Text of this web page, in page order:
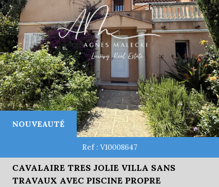
NOUVEAUTÉ
Ref : V10008647
CAVALAIRE TRES JOLIE VILLA SANS
TRAVAUX AVEC PISCINE PROPRE